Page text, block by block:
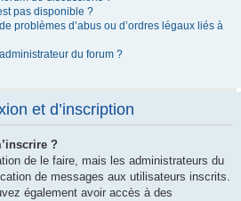
pas disponible ?
problèmes d’abus ou d’ordres légaux liés à
du forum ?
et d’inscription
?
de le faire, mais les administrateurs du
de messages aux utilisateurs inscrits.
également avoir accès à des